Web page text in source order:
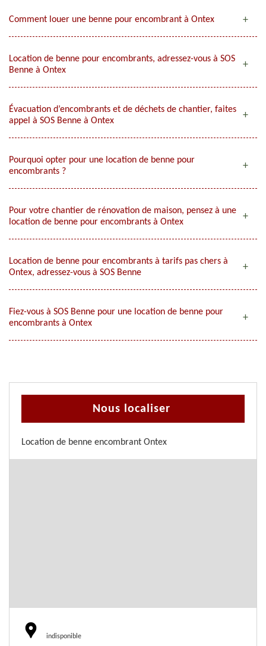
Comment louer une benne pour encombrant à Ontex
Location de benne pour encombrants, adressez-vous à SOS
Benne à Ontex
Évacuation d’encombrants et de déchets de chantier, faites
appel à SOS Benne à Ontex
Pourquoi opter pour une location de benne pour
encombrants ?
Pour votre chantier de rénovation de maison, pensez à une
location de benne pour encombrants à Ontex
Location de benne pour encombrants à tarifs pas chers à
Ontex, adressez-vous à SOS Benne
Fiez-vous à SOS Benne pour une location de benne pour
encombrants à Ontex
Nous localiser
Location de benne encombrant Ontex
indisponible